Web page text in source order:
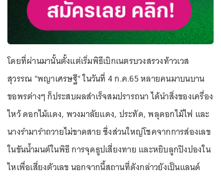
โดยที่ผ่านมานั้นตั้งแต่เริ่มพิธีเบิกเนตรบวงสรวงท้าวเวส
สุวรรณ "พญาเศรษฐี" ในวันที่ 4 ก.ค.65 หลายคนมาบนบาน
ขอพรต่างๆ ก็ประสบผลสำเร็จสมปรารถนา ได้นำสิ่งของเครื่อง
ไหว้ ดอกไม้แดง, พวงมาลัยแดง, ประทัด, พลุดอกไม้ไฟ และ
นางรำมารำถวายไม่ขาดสาย ซึ่งส่วนใหญ่โชคจากการส่องเลข
ในขันน้ำมนต์ในพิธี การจุดธูปเสี่ยงทาย และหยิบลูกปิงปองใน
ไหเพื่อเสี่ยงตัวเลข นอกจากนี้สถานที่ดังกล่าวยังเป็นแลนด์